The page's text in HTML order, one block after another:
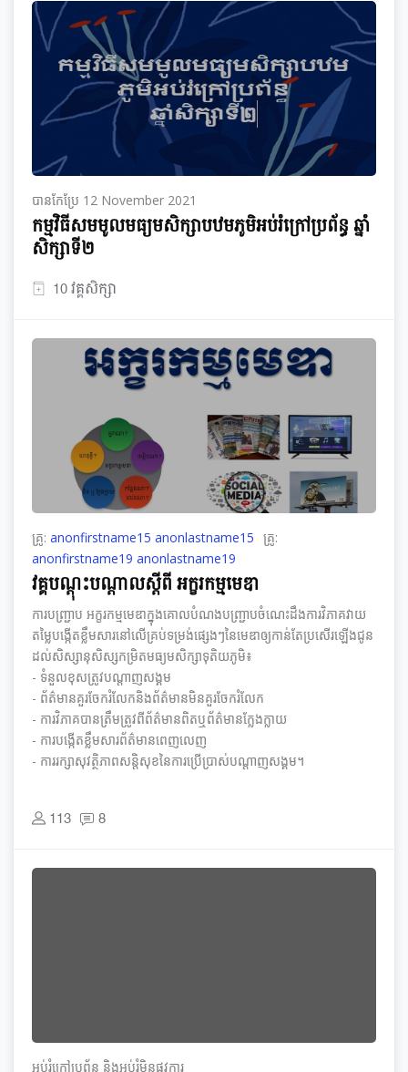
បានកែប្រែ 12 November 2021
កម្មវិធី​សមមូល​មធ្យម​សិក្សា​បឋមភូមិ​អប់រំ​ក្រៅ​ប្រព័ន្ធ​ ឆ្នាំ​
សិក្សា​ទី​២
10 វគ្គសិក្សា
គ្រូ: anonfirstname15 anonlastname15 គ្រូ:
anonfirstname19 anonlastname19
វគ្គបណ្តុះបណ្តាលស្តីពី អក្ខរកម្មមេឌា
ការបញ្ជ្រាប អក្ខរកម្មមេឌាក្នុងគោលបំណងបញ្ជ្រាបចំណេះដឹងការវិភាគវាយ
តម្លៃបង្កើតខ្លឹមសារនៅលើគ្រប់ទម្រង់ផ្សេងៗនៃមេឌាឲ្យកាន់តែប្រសើរឡើងជូន
ដល់សិស្សានុសិស្សកម្រិតមធ្យមសិក្សាទុតិយភូមិ៖
- ទំនួលខុសត្រូវបណ្ដាញសង្គម
- ព័ត៌មានគួរចែករំលែកនិងព័ត៌មានមិនគួរចែករំលែក
- ការវិភាគបានត្រឹមត្រូវពីព័ត៌មានពិតឬព័ត៌មានក្លែងក្លាយ
- ការបង្កើតខ្លឹមសារព័ត៌មានពេញលេញ
- ការរក្សាសុវត្ថិភាពសន្តិសុខនៃការប្រើប្រាស់បណ្ដាញសង្គម។
113 8
អប់រំ​ក្រៅ​ប្រព័ន្ធ និង​​អប់រំ​មិន​ផ្លូវ​ការ